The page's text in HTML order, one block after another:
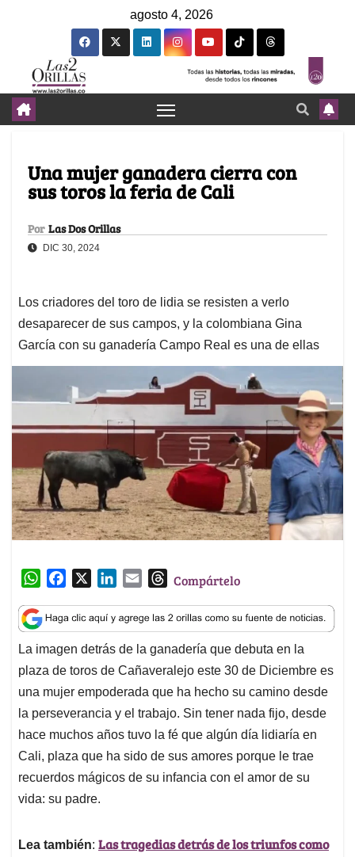
agosto 4, 2026
Una mujer ganadera cierra con
sus toros la feria de Cali
Por Las Dos Orillas
DIC 30, 2024
Los criadores del toro de lidia se resisten a verlo
desaparecer de sus campos, y la colombiana Gina
García con su ganadería Campo Real es una de ellas
W
a
t
s
A
p
p
c
e
b
o
o
k
n
k
e
d
I
n
a
i
l
T
r
e
a
d
s
Compártelo
La imagen detrás de la ganadería que debuta en la
plaza de toros de Cañaveralejo este 30 de Diciembre es
una mujer empoderada que ha hecho su camino desde
la perseverancia y el trabajo. Sin tener nada fijo, desde
hace muchos años tuvo la fé que algún día lidiaría en
Cali, plaza que ha sido de sus amores porque le trae
recuerdos mágicos de su infancia con el amor de su
vida: su padre.
Lea también: Las tragedias detrás de los triunfos como